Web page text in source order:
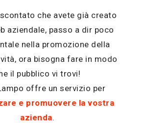
che avete già creato
aziendale, passo a dir poco
nella promozione della
ora bisogna fare in modo
il pubblico vi trovi!
offre un servizio per
e promuovere la vostra
azienda.